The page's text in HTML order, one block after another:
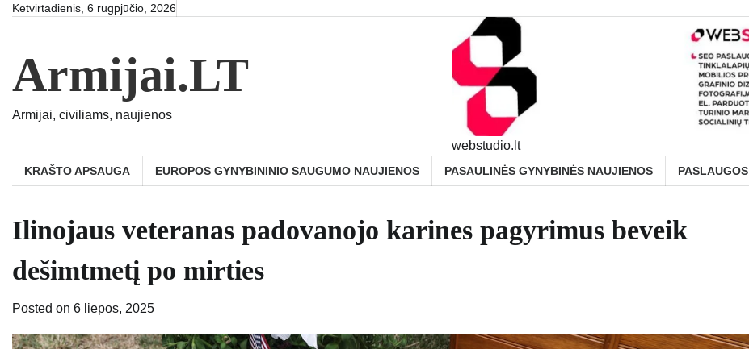
SkipKetvirtadienis, 6 rugpjūčio, 2026
Armijai.LT
Armijai, civiliams, naujienos
webstudio.lt
KRAŠTO APSAUGA EUROPOS GYNYBININIO SAUGUMO NAUJIENOS PASAULINĖS GYNYBINĖS NAUJIENOS PASLAUGOS
Ilinojaus veteranas padovanojo karines pagyrimus beveik
dešimtmetį po mirties
Posted on 6 liepos, 2025